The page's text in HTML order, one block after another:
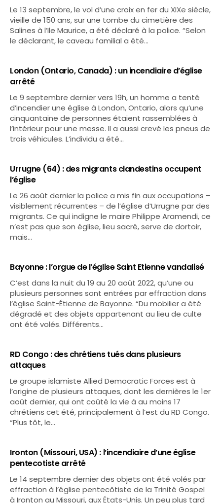
Le 13 septembre, le vol d’une croix en fer du XIXe siècle,
vieille de 150 ans, sur une tombe du cimetière des
Salines à l’Ile Maurice, a été déclaré à la police. “Selon
le déclarant, le caveau familial a été…
London (Ontario, Canada) : un incendiaire d’église
arrêté
Le 9 septembre dernier vers 19h, un homme a tenté
d’incendier une église à London, Ontario, alors qu’une
cinquantaine de personnes étaient rassemblées à
l’intérieur pour une messe. Il a aussi crevé les pneus de
trois véhicules. L’individu a été…
Urrugne (64) : des migrants clandestins occupent
l’église
Le 26 août dernier la police a mis fin aux occupations –
visiblement récurrentes – de l’église d’Urrugne par des
migrants. Ce qui indigne le maire Philippe Aramendi, ce
n’est pas que son église, lieu sacré, serve de dortoir,
mais…
Bayonne : l’orgue de l’église Saint Etienne vandalisé
C’est dans la nuit du 19 au 20 août 2022, qu’une ou
plusieurs personnes sont entrées par effraction dans
l’église Saint-Étienne de Bayonne. “Du mobilier a été
dégradé et des objets appartenant au lieu de culte
ont été volés. Différents…
RD Congo : des chrétiens tués dans plusieurs
attaques
Le groupe islamiste Allied Democratic Forces est à
l’origine de plusieurs attaques, dont les dernières le 1er
août dernier, qui ont coûté la vie à au moins 17
chrétiens cet été, principalement à l’est du RD Congo.
“Plus tôt, le…
Ironton (Missouri, USA) : l’incendiaire d’une église
pentecotiste arrêté
Le 14 septembre dernier des objets ont été volés par
effraction à l’église pentecôtiste de la Trinité Gospel
à Ironton au Missouri, aux États-Unis. Un peu plus tard